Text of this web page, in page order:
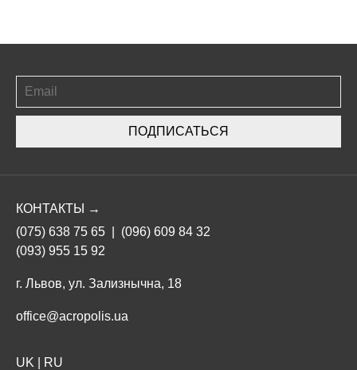
ПОДПИСАТЬСЯ
КОНТАКТЫ →
(075) 638 75 65
(096) 609 84 32
(093) 955 15 92
г. Львов, ул. Зализнычна, 18
office@acropolis.ua
UK RU